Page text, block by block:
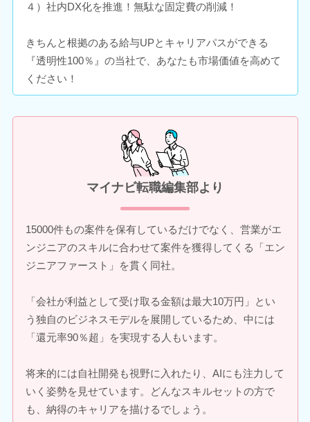
４）社内DX化を推進！無駄な固定費の削減！
きちんと根拠のある給与UPとキャリアパスができる
『透明性100％』の当社で、あなたも市場価値を高めて
ください！
マイナビ転職編集部より
15000件もの案件を保有しているだけでなく、営業がエ
ンジニアのスキルに合わせて案件を獲得してくる「エン
ジニアファースト」を貫く同社。
「会社が利益として受け取る金額は最大10万円」とい
う独自のビジネスモデルを展開しているため、中には
「還元率90％超」を実現する人もいます。
将来的には自社開発も視野に入れたり、AIにも注力して
いく姿勢を見せています。どんなスキルセットの方で
も、納得のキャリアを描けるでしょう。